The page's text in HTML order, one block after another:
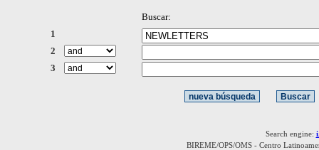
Buscar:
1
2
3
Search engine:
BIREME/OPS/OMS - Centro